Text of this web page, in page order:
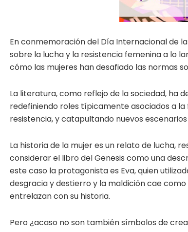
En conmemoración del Día Internacional de
sobre la lucha y la resistencia femenina a lo
cómo las mujeres han desafiado las normas
La literatura, como reflejo de la sociedad, ha
redefiniendo roles típicamente asociados a
resistencia, y catapultando nuevos
La historia de la mujer es un relato de lucha,
considerar el libro del Genesis como una
este caso la protagonista es Eva, quien
desgracia y destierro y la maldición cae
entrelazan con su historia.
Pero ¿acaso no son también símbolos de